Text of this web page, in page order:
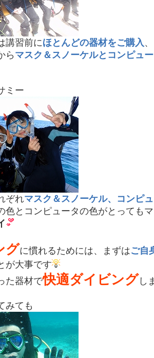
講習前にほとんどの器材をご購入
ら マスク＆スノーケルとコンピュ
ミー
ぞれマスク＆スノーケル、コンピ
色とコンピュータの色がとっても
グに慣れるためには、まずはご自
が大事です
た器材で快適ダイビング し
みても